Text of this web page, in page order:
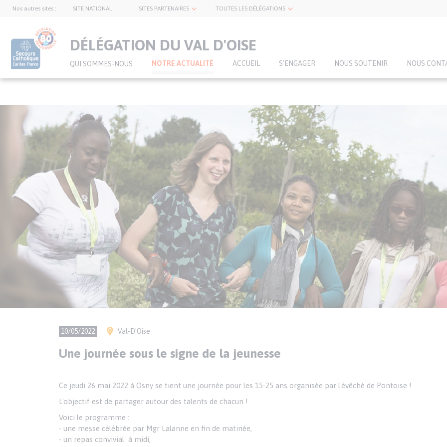
contenu
Nos autres sites : SITE NATIONAL SITES PARTENAIRES TOUTES LES DÉLÉGATIONS
DÉLÉGATION DU VAL D'OISE
QUI SOMMES-NOUS NOTRE ACTUALITÉ ACCUEIL S'ENGAGER NOUS SOUTENIR NOUS
bannière
10/05/2022 Ville(s)
Val-D'Oise
Une journée sous le signe de la jeunesse
Paragraphes
contenu
Texte
Ce jeudi 26 mai 2022 à Osny se tient une journée pour les 15-25 ans organisée par l'évêché de Pontoise !
L'objectif est de partager autour des talents de chacun !
Voici le programme :
- une messe célébrée par Mgr Lalanne en fin de matinée,
- un repas convivial à midi,